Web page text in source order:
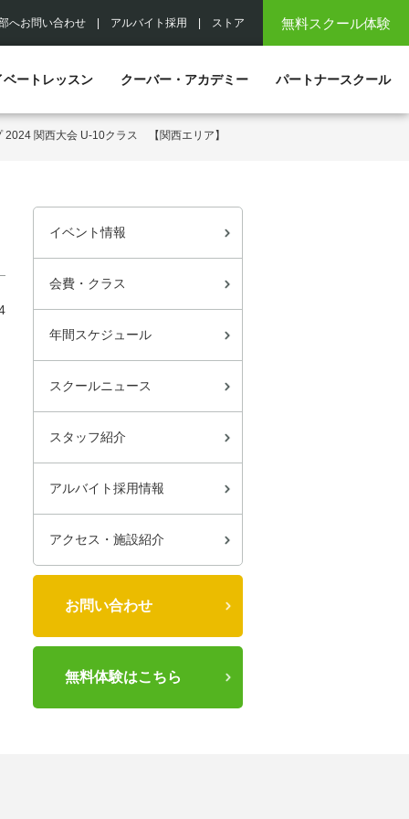
無料スクール体験
へお問い合わせ アルバイト採用 ストア
ベートレッスン クーバー・アカデミー パートナースクール
関西大会 U-10クラス 【関西エリア】
イベント情報
会費・クラス
年間スケジュール
スクールニュース
スタッフ紹介
アルバイト採用情報
アクセス・施設紹介
お問い合わせ
無料体験はこちら